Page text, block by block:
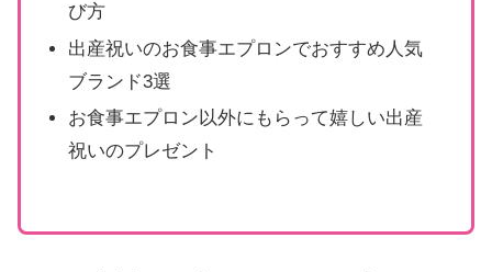
び方
出産祝いのお食事エプロンでおすすめ人気
ブランド3選
お食事エプロン以外にもらって嬉しい出産
祝いのプレゼント